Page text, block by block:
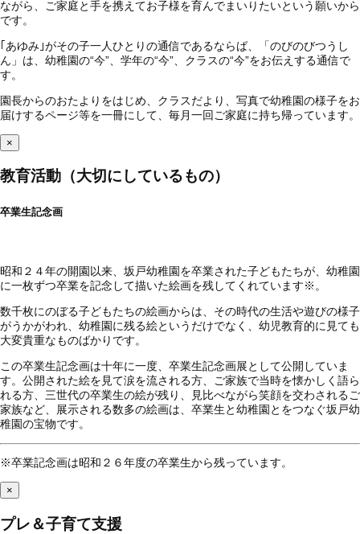
ながら、ご家庭と手を携えてお子様を育んでまいりたいという願いから
です。
｢あゆみ｣がその子一人ひとりの通信であるならば、「のびのびつうし
ん」は、幼稚園の“今”、学年の“今”、クラスの“今”をお伝えする通信で
す。
園長からのおたよりをはじめ、クラスだより、写真で幼稚園の様子をお
届けするページ等を一冊にして、毎月一回ご家庭に持ち帰っています。
×
教育活動（大切にしているもの）
卒業生記念画
昭和２４年の開園以来、坂戸幼稚園を卒業された子どもたちが、幼稚園
に一枚ずつ卒業を記念して描いた絵画を残してくれています※。
数千枚にのぼる子どもたちの絵画からは、その時代の生活や遊びの様子
がうかがわれ、幼稚園に残る絵というだけでなく、幼児教育的に見ても
大変貴重なものばかりです。
この卒業生記念画は十年に一度、卒業生記念画展として公開していま
す。公開された絵を見て涙を流される方、ご家族で当時を懐かしく語ら
れる方、三世代の卒業生の絵が残り、見比べながら笑顔を交わされるご
家族など、展示される数多の絵画は、卒業生と幼稚園とをつなぐ坂戸幼
稚園の宝物です。
※卒業記念画は昭和２６年度の卒業生から残っています。
×
プレ＆子育て支援